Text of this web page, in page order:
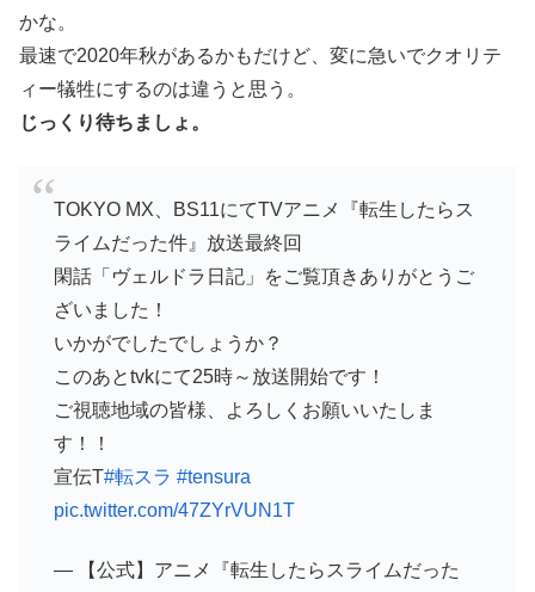
かな。
最速で2020年秋があるかもだけど、変に急いでクオリテ
ィー犠牲にするのは違うと思う。
じっくり待ちましょ。
TOKYO MX、BS11にてTVアニメ『転生したらス
ライムだった件』放送最終回
閑話「ヴェルドラ日記」をご覧頂きありがとうご
ざいました！
いかがでしたでしょうか？
このあとtvkにて25時～放送開始です！
ご視聴地域の皆様、よろしくお願いいたしま
す！！
宣伝T#転スラ #tensura
pic.twitter.com/47ZYrVUN1T
— 【公式】アニメ『転生したらスライムだった